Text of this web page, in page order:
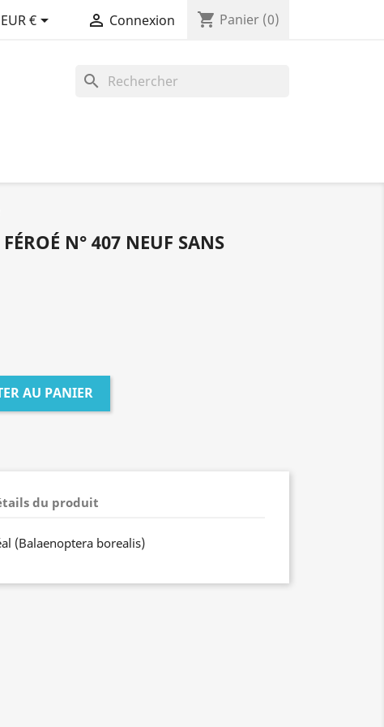
EUR €  Connexion shopping_cart Panier (0)
search
N° 407 NEUF SANS
AU PANIER
du produit
(Balaenoptera borealis)